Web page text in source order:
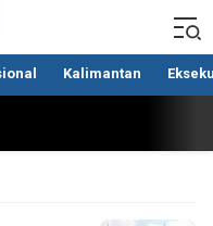
Kalimantan